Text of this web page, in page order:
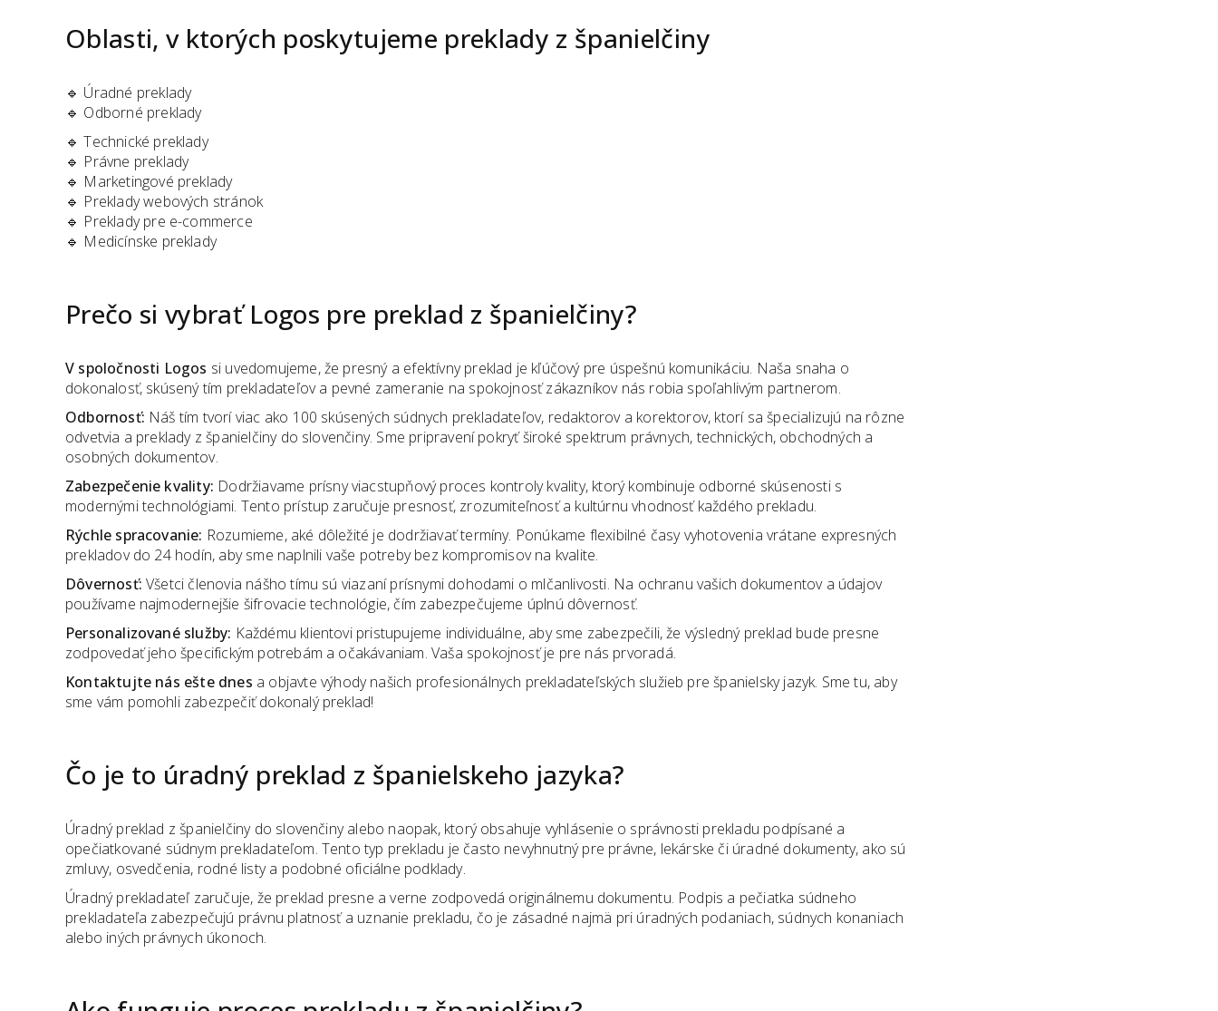
Oblasti, v ktorých poskytujeme preklady z španielčiny
🔹 Úradné preklady
🔹 Odborné preklady
🔹Technické preklady
🔹 Právne preklady
🔹 Marketingové preklady
🔹 Preklady webových stránok
🔹 Preklady pre e-commerce
🔹 Medicínske preklady
Prečo si vybrať Logos pre preklad z španielčiny?
V spoločnosti Logos si uvedomujeme, že presný a efektívny preklad je kľúčový pre úspešnú komunikáciu. Naša snaha o
dokonalosť, skúsený tím prekladateľov a pevné zameranie na spokojnosť zákazníkov nás robia spoľahlivým partnerom.
Odbornosť: Náš tím tvorí viac ako 100 skúsených súdnych prekladateľov, redaktorov a korektorov, ktorí sa špecializujú na rôzne
odvetvia a preklady z španielčiny do slovenčiny. Sme pripravení pokryť široké spektrum právnych, technických, obchodných a
osobných dokumentov.
Zabezpečenie kvality: Dodržiavame prísny viacstupňový proces kontroly kvality, ktorý kombinuje odborné skúsenosti s
modernými technológiami. Tento prístup zaručuje presnosť, zrozumiteľnosť a kultúrnu vhodnosť každého prekladu.
Rýchle spracovanie: Rozumieme, aké dôležité je dodržiavať termíny. Ponúkame flexibilné časy vyhotovenia vrátane expresných
prekladov do 24 hodín, aby sme naplnili vaše potreby bez kompromisov na kvalite.
Dôvernosť: Všetci členovia nášho tímu sú viazaní prísnymi dohodami o mlčanlivosti. Na ochranu vašich dokumentov a údajov
používame najmodernejšie šifrovacie technológie, čím zabezpečujeme úplnú dôvernosť.
Personalizované služby: Každému klientovi pristupujeme individuálne, aby sme zabezpečili, že výsledný preklad bude presne
zodpovedať jeho špecifickým potrebám a očakávaniam. Vaša spokojnosť je pre nás prvoradá.
Kontaktujte nás ešte dnes a objavte výhody našich profesionálnych prekladateľských služieb pre španielsky jazyk. Sme tu, aby
sme vám pomohli zabezpečiť dokonalý preklad!
Čo je to úradný preklad z španielskeho jazyka?
Úradný preklad z španielčiny do slovenčiny alebo naopak, ktorý obsahuje vyhlásenie o správnosti prekladu podpísané a
opečiatkované súdnym prekladateľom. Tento typ prekladu je často nevyhnutný pre právne, lekárske či úradné dokumenty, ako sú
zmluvy, osvedčenia, rodné listy a podobné oficiálne podklady.
Úradný prekladateľ zaručuje, že preklad presne a verne zodpovedá originálnemu dokumentu. Podpis a pečiatka súdneho
prekladateľa zabezpečujú právnu platnosť a uznanie prekladu, čo je zásadné najmä pri úradných podaniach, súdnych konaniach
alebo iných právnych úkonoch.